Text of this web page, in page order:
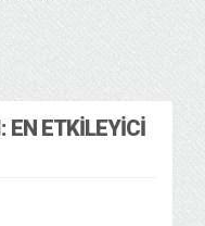
EN ETKILEYICI